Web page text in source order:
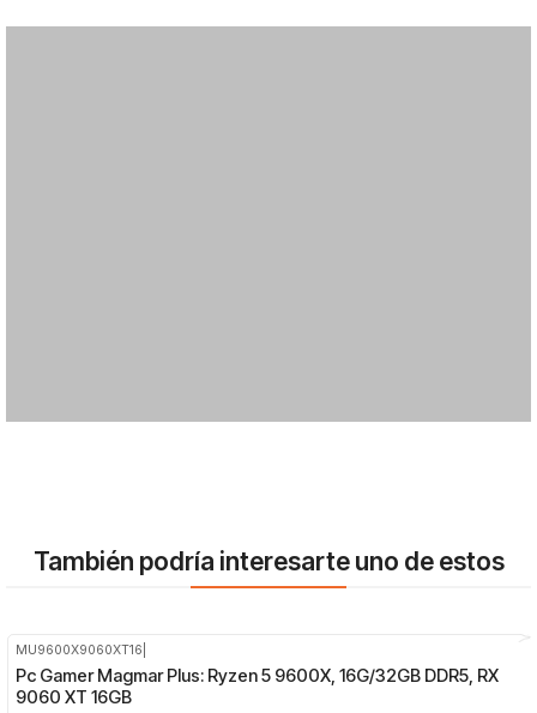
También podría interesarte uno de estos
MU9600X9060XT16
Pc Gamer Magmar Plus: Ryzen 5 9600X, 16G/32GB DDR5, RX
9060 XT 16GB